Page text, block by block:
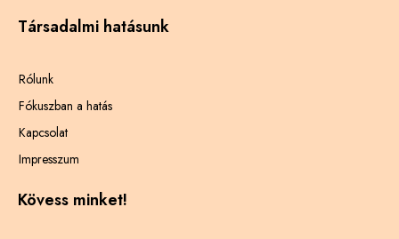
Társadalmi hatásunk
Rólunk
Fókuszban a hatás
Kapcsolat
Impresszum
Kövess minket!